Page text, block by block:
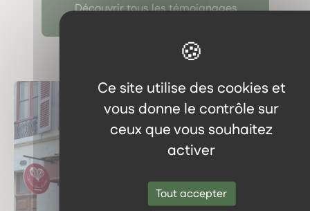
Ce site utilise des cookies et
vous donne le contrôle sur
ceux que vous souhaitez
activer
Tout accepter
Découvrir tous les témoignages